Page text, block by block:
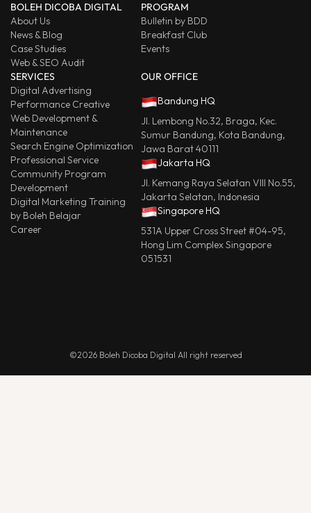
BOLEH DICOBA DIGITAL
About Us
News & Blog
Case Studies
Web & SEO Audit
PROGRAM
Bulletin by BDD
Breakfast Club
Events
SERVICES
Digital Advertising
Performance Creative
Web Development &
Maintenance
Search Engine Optimization
Professional Service
Community Program
Development
Digital Marketing Training
by Boleh Belajar
Career
OUR OFFICE
Bandung HQ
Jl. Lembong No.32, Braga, Kec.
Sumur Bandung, Kota Bandung,
Jawa Barat 40111
Jakarta HQ
Jl. Kemang Raya Selatan VIII No.55,
Jakarta Selatan, Indonesia
Singapore HQ
531A Upper Cross Street #04-95,
Hong Lim Complex Singapore
051531
©2026 Boleh Dicoba Digital All right reserved